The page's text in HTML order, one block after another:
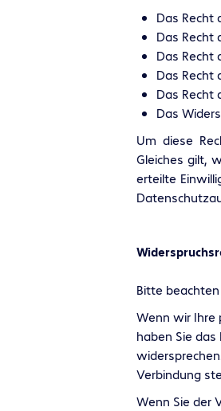
Das Recht
Das Recht
Das Recht
Das Recht
Das Recht
Das
Um diese
Gleiches gilt,
erteilte
Bitte
Wenn wir Ihre
haben Sie
Verbindung
Wenn Sie der